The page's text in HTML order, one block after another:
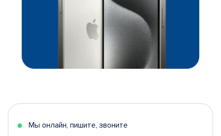
Мы онлайн, пишите, звоните